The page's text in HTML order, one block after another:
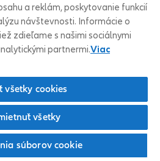
a reklám, poskytovanie funkcií
návštevnosti. Informácie o
zdieľame s našimi sociálnymi
partnermi.Viac
všetky cookies
všetky
súborov cookie